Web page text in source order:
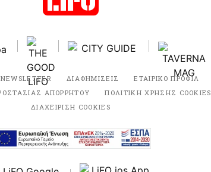
NEWSLETTER ΔΙΑΦΗΜΙΣΕΙΣ ΕΤΑΙΡΙΚΟ ΠΡΟΦΙΛ
ΑΠΟΡΡΗΤΟΥ
ΠΟΛΙΤΙΚΗ ΧΡΗΣΗΣ COOKIES
ΔΙΑΧΕΙΡΙΣΗ COOKIES